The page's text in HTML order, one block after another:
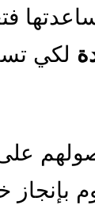
لكي